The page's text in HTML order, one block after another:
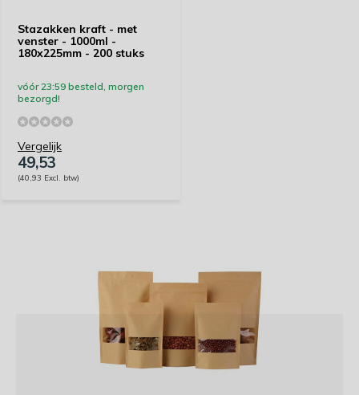
Stazakken kraft - met
venster - 1000ml -
180x225mm - 200 stuks
vóór 23:59 besteld, morgen
bezorgd!
Vergelijk
49,53
(40,93 Excl. btw)